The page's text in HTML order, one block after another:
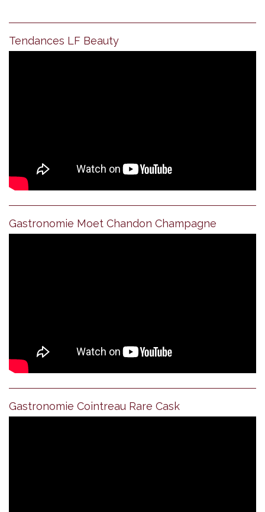
Tendances LF Beauty
Gastronomie Moet Chandon Champagne
Gastronomie Cointreau Rare Cask